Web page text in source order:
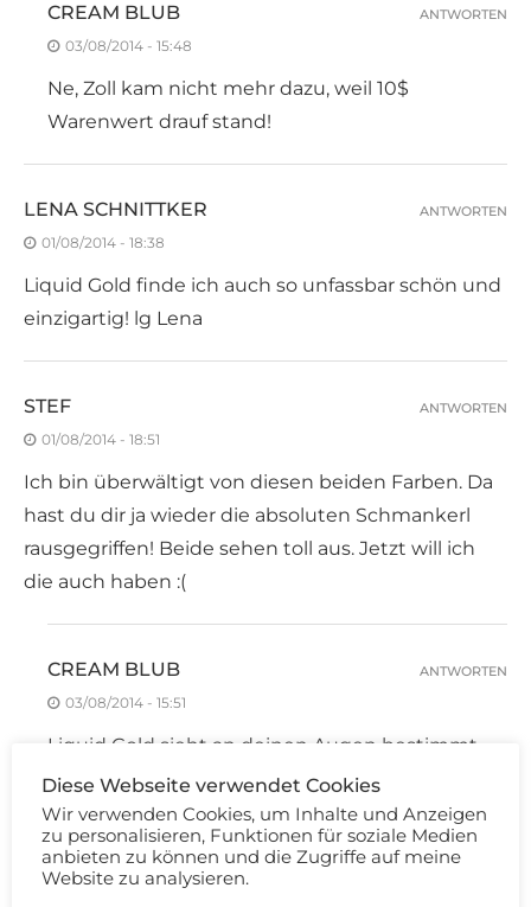
CREAM BLUB
03/08/2014 - 15:48
Ne, Zoll kam nicht mehr dazu, weil 10$
Warenwert drauf stand!
ANTWORTEN
LENA SCHNITTKER
01/08/2014 - 18:38
Liquid Gold finde ich auch so unfassbar schön und
einzigartig! lg Lena
ANTWORTEN
STEF
01/08/2014 - 18:51
Ich bin überwältigt von diesen beiden Farben. Da
hast du dir ja wieder die absoluten Schmankerl
rausgegriffen! Beide sehen toll aus. Jetzt will ich
die auch haben :(
ANTWORTEN
CREAM BLUB
03/08/2014 - 15:51
Liquid Gold sieht an deinen Augen bestimmt
mega aus! Brauchst du!
ANTWORTEN
CREAM BLUB ANTWORTEN
Diese Webseite verwendet Cookies
Wir verwenden Cookies, um Inhalte und Anzeigen
zu personalisieren, Funktionen für soziale Medien
anbieten zu können und die Zugriffe auf meine
Website zu analysieren.